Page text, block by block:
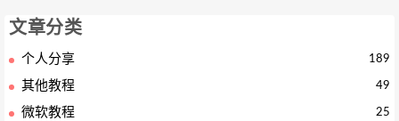
文章分类
个人分享 189
其他教程 49
微软教程 25